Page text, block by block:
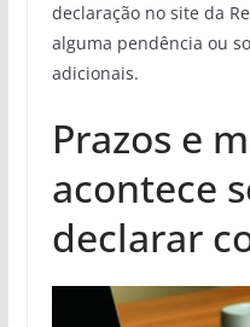
declaração no site da
alguma pendência ou
adicionais.
Prazos e
acontece
declarar